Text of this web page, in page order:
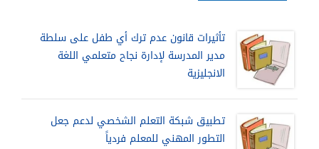
تأثيرات قانون عدم ترك أي طفل على سلطة
مدير المدرسة لإدارة نجاح متعلمي اللغة
الانجليزية
تطبيق شبكة التعلم الشخصي لدعم جعل
التطور المهني للمعلم فردياً